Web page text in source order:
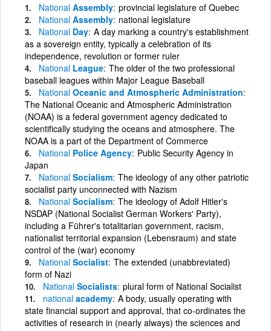
National Assembly provincial legislature of Quebec
National Assembly national legislature
National Day A day marking a country's establishment
as a sovereign entity, typically a celebration of its
independence, revolution or former ruler
National League The older of the two professional
baseball leagues within Major League Baseball
National Oceanic and Atmospheric Administration
The National Oceanic and Atmospheric Administration
(NOAA) is a federal government agency dedicated to
scientifically studying the oceans and atmosphere. The
NOAA is a part of the Department of Commerce
National Police Agency Public Security Agency in
Japan
National Socialism The ideology of any other patriotic
socialist party unconnected with Nazism
National Socialism The ideology of Adolf Hitler's
NSDAP (National Socialist German Workers' Party),
including a Führer's totalitarian government, racism,
nationalist territorial expansion (Lebensraum) and state
control of the (war) economy
National Socialist The extended (unabbreviated)
form of Nazi
National Socialists plural form of National Socialist
national academy A body, usually operating with
state financial support and approval, that co-ordinates the
activities of research in (nearly always) the sciences and